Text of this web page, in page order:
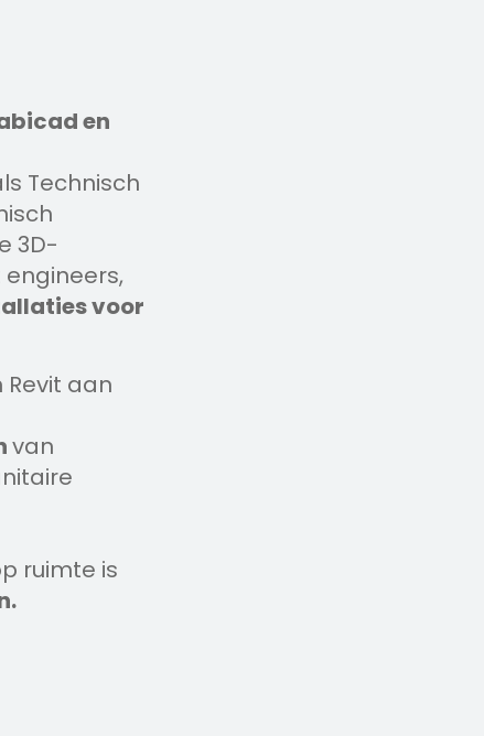
en
Technisch
3D-
voor
aan
van
ruimte is